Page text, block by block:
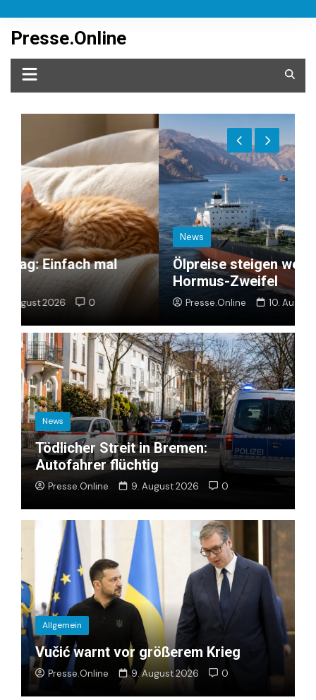
content
Presse.Online
News
Ölpreise steigen wegen neuer
Hormus-Zweifel
Presse.Online 10. August 2026 0
News
Tödlicher Streit in Bremen:
Autofahrer flüchtig
Presse.Online 9. August 2026 0
Allgemein
Vučić warnt vor größerem Krieg
Presse.Online 9. August 2026 0